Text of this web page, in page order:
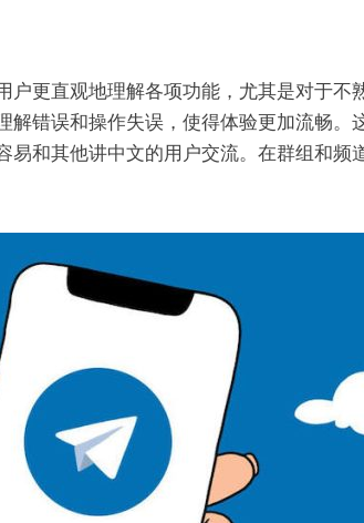
户更直观地理解各项功能，尤其是对于不
解错误和操作失误，使得体验更加流畅。
易和其他讲中文的用户交流。在群组和